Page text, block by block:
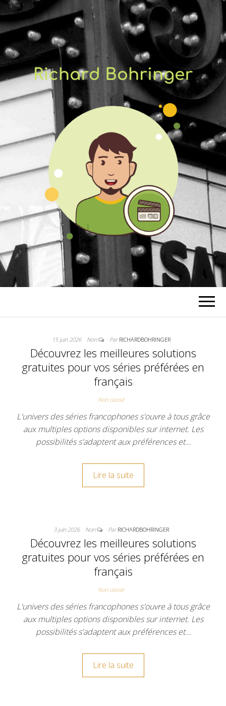
RICHARD
BOHRINGER
15 juin 2026 Non ParRICHARDBOHRINGER
Découvrez les meilleures solutions
gratuites pour vos séries préférées en
français
Non classé
L'univers des séries francophones s'ouvre à tous grâce
aux multiples options disponibles sur internet. Les
possibilités s'adaptent aux préférences et…
Lire la suite
3 juin 2026 Non ParRICHARDBOHRINGER
Découvrez les meilleures solutions
gratuites pour vos séries préférées en
français
Non classé
L'univers des séries francophones s'ouvre à tous grâce
aux multiples options disponibles sur internet. Les
possibilités s'adaptent aux préférences et…
Lire la suite